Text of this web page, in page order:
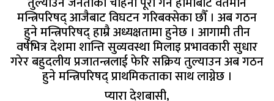
मन्त्रिपरिषद् आजैबाट विघटन गरिबक्सेका छौँ । अब गठन
हुने मन्त्रिपरिषद् हाम्रै अध्यक्षतामा हुनेछ । आगामी तीन
वर्षभित्र देशमा शान्ति सुव्यवस्था मिलाइ प्रभावकारी सुधार
गरेर बहुदलीय प्रजातन्त्रलाई फेरि सक्रिय तुल्याउन अब गठन
हुने मन्त्रिपरिषद् प्राथमिकताका साथ लाग्नेछ ।
प्यारा देशबासी,